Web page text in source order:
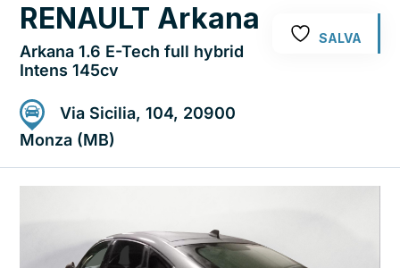
RENAULT Arkana
Arkana 1.6 E-Tech full hybrid
Intens 145cv
Via Sicilia, 104, 20900
Monza (MB)
SALVA